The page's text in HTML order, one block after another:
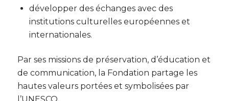
développer des échanges avec des
institutions culturelles européennes et
internationales.
Par ses missions de préservation, d’éducation et
de communication, la Fondation partage les
hautes valeurs portées et symbolisées par